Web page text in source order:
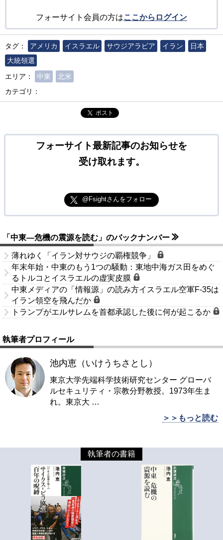
フォーサイト会員の方はここからログイン
タグ： アメリカ イスラエル サウジアラビア イラン
日本
大統領選
エリア：
中東
北米
カテゴリ：
ポスト
フォーサイト最新記事のお知らせを
受け取れます。
@Fsightさんをフォロー
「中東―危機の震源を読む」のバックナンバー
薄れゆく「イラン対サウジの覇権競争」
年末年始・中東のもう1つの騒動：東地中海ガス田をめぐ
るトルコとイスラエルの虚実皮膜
中東メディアの「情報源」の読み方イスラエル空軍F-35は
イラン領空を飛んだか
トランプがエルサレムを首都承認した後に何が起こるか
執筆者プロフィール
池内恵（いけうちさとし）
東京大学先端科学技術研究センター グローバ
ルセキュリティ・宗教分野教授。1973年生ま
れ。東京大 …
＞＞もっと読む
執筆者の書籍